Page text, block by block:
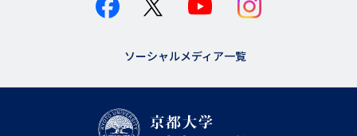
ソーシャルメディア一覧